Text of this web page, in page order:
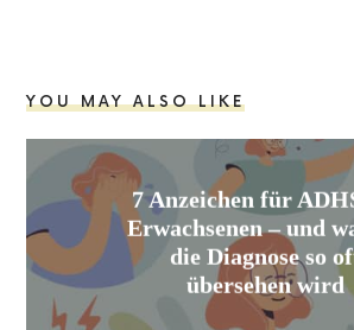
YOU MAY ALSO LIKE
7 Anzeichen für
Erwachsenen – und
die Diagnose so
übersehen wird